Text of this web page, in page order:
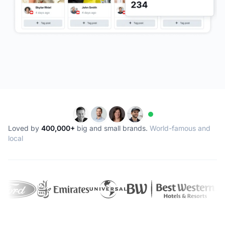
Loved by 400,000+ big and small brands. World-famous and
local